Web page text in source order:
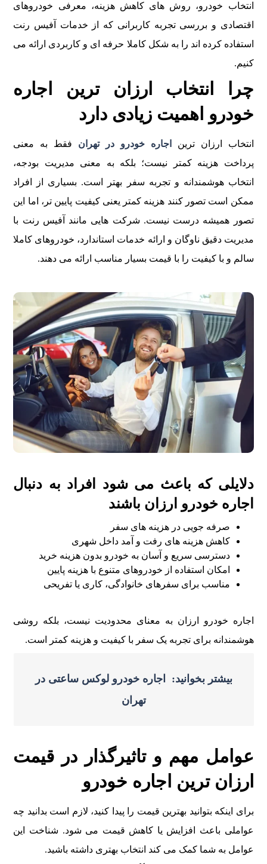
انتخاب خودرو، روش های کاهش هزینه، معرفی خودروهای
اقتصادی و بررسی تجربه کاربرانی که از خدمات آفیس رنت
استفاده کرده اند را به شکل کاملا حرفه ای و کاربردی ارائه می
کنیم.
چرا انتخاب ارزان ترین اجاره
خودرو اهمیت زیادی دارد
انتخاب ارزان ترین اجاره خودرو در تهران فقط به معنی
پرداخت هزینه کمتر نیست؛ بلکه به معنی مدیریت بودجه،
انتخاب هوشمندانه و تجربه سفر بهتر است. بسیاری از افراد
ممکن است تصور کنند هزینه کمتر یعنی کیفیت پایین تر، اما این
تصور همیشه درست نیست. شرکت هایی مانند آفیس رنت با
مدیریت دقیق ناوگان و ارائه خدمات استاندارد، خودروهای کاملا
سالم و با کیفیت را با قیمت بسیار مناسب ارائه می دهند.
دلایلی که باعث می شود افراد به دنبال
اجاره خودرو ارزان باشند
صرفه جویی در هزینه های سفر
کاهش هزینه های رفت و آمد داخل شهری
دسترسی سریع و آسان به خودرو بدون هزینه خرید
امکان استفاده از خودروهای متنوع با هزینه پایین
مناسب برای سفرهای خانوادگی، کاری یا تفریحی
اجاره خودرو ارزان به معنای محدودیت نیست، بلکه روشی
هوشمندانه برای تجربه یک سفر با کیفیت و هزینه کمتر است.
بیشتر بخوانید: اجاره خودرو لوکس ساعتی در
تهران
عوامل مهم و تاثیرگذار در قیمت
ارزان ترین اجاره خودرو
برای اینکه بتوانید بهترین قیمت را پیدا کنید، لازم است بدانید چه
عواملی باعث افزایش یا کاهش قیمت می شود. شناخت این
عوامل به شما کمک می کند انتخاب بهتری داشته باشید.